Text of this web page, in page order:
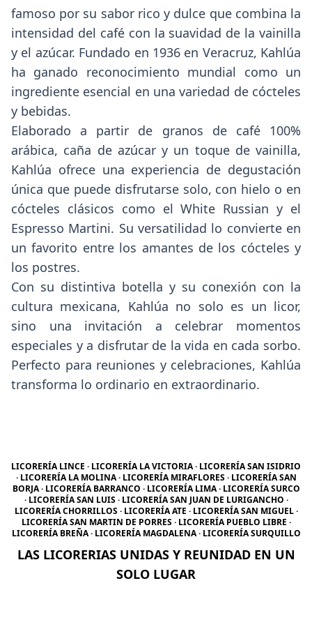
famoso por su sabor rico y dulce que combina la
intensidad del café con la suavidad de la vainilla
y el azúcar. Fundado en 1936 en Veracruz, Kahlúa
ha ganado reconocimiento mundial como un
ingrediente esencial en una variedad de cócteles
y bebidas.
Elaborado a partir de granos de café 100%
arábica, caña de azúcar y un toque de vainilla,
Kahlúa ofrece una experiencia de degustación
única que puede disfrutarse solo, con hielo o en
cócteles clásicos como el White Russian y el
Espresso Martini. Su versatilidad lo convierte en
un favorito entre los amantes de los cócteles y
los postres.
Con su distintiva botella y su conexión con la
cultura mexicana, Kahlúa no solo es un licor,
sino una invitación a celebrar momentos
especiales y a disfrutar de la vida en cada sorbo.
Perfecto para reuniones y celebraciones, Kahlúa
transforma lo ordinario en extraordinario.
LICORERÍA LINCE · LICORERÍA LA VICTORIA · LICORERÍA SAN ISIDRIO
· LICORERÍA LA MOLINA · LICORERÍA MIRAFLORES · LICORERÍA SAN
BORJA · LICORERÍA BARRANCO · LICORERÍA LIMA · LICORERÍA SURCO
· LICORERÍA SAN LUIS · LICORERÍA SAN JUAN DE LURIGANCHO ·
LICORERÍA CHORRILLOS · LICORERÍA ATE · LICORERÍA SAN MIGUEL ·
LICORERÍA SAN MARTIN DE PORRES · LICORERÍA PUEBLO LIBRE ·
LICORERÍA BREÑA · LICORERÍA MAGDALENA · LICORERÍA SURQUILLO
LAS LICORERIAS UNIDAS Y REUNIDAD EN UN
SOLO LUGAR